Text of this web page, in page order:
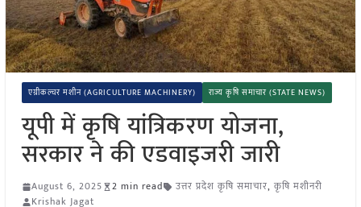
एग्रीकल्चर मशीन (AGRICULTURE MACHINERY) राज्य कृषि समाचार (STATE NEWS)
यूपी में कृषि यांत्रिकरण योजना,
सरकार ने की एडवाइजरी जारी
August 6, 2025 2 min read उत्तर प्रदेश कृषि समाचार, कृषि मशीनरी
Krishak Jagat